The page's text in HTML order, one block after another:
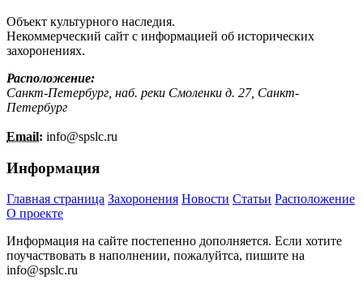
Объект культурного наследия.
Некоммерческий сайт с информацией об исторических
захоронениях.
Расположение:
Санкт-Петербург, наб. реки Смоленки д. 27, Санкт-
Петербург
Email: info@spslc.ru
Информация
Главная страница Захоронения Новости Статьи Расположение
О проекте
Информация на сайте постепенно дополняется. Если хотите
поучаствовать в наполнении, пожалуйтса, пишите на
info@spslc.ru